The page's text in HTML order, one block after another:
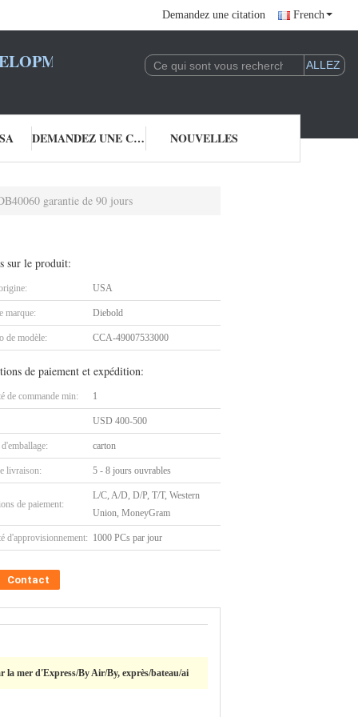
Demandez une citation French
CO., LTD.
DEMANDEZ UNE CITATION NOUVELLES
garantie de 90 jours
sur le produit:
USA
marque: Diebold
de modèle: CCA-49007533000
de paiement et expédition:
de commande min: 1
USD 400-500
carton
livraison: 5 - 8 jours ouvrables
de paiement:
L/C, A/D, D/P, T/T, Western
Union, MoneyGram
d'approvisionnement: 1000 PCs par jour
Contact
la mer d'Express/By Air/By, exprès/bateau/ai